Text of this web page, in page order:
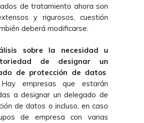
de tratamiento ahora son
y rigurosos, cuestión
deberá modificarse.
sobre la necesidad u
de designar un
de protección de datos
empresas que estarán
a designar un delegado de
de datos o incluso, en caso
de empresa con varias